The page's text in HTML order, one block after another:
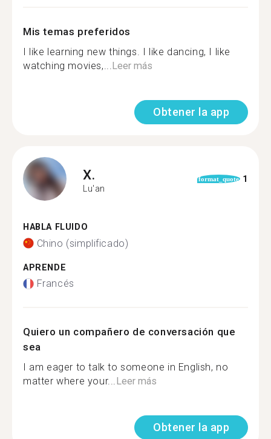
Mis temas preferidos
I like learning new things. I like dancing, I like
watching movies,...Leer más
Obtener la app
X.
Lu'an
format_quote 1
HABLA FLUIDO
Chino (simplificado)
APRENDE
Francés
Quiero un compañero de conversación que
sea
I am eager to talk to someone in English, no
matter where your...Leer más
Obtener la app